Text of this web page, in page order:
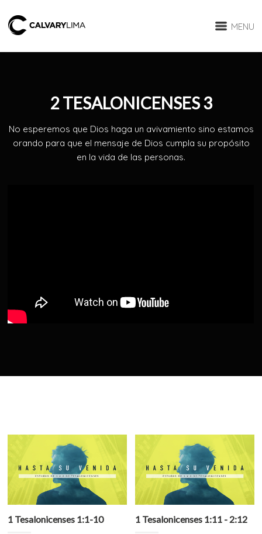
MENU
2 TESALONICENSES 3
No esperemos que Dios haga un avivamiento sino estamos
orando para que el mensaje de Dios cumpla su propósito
en la vida de las personas.
1 Tesalonicenses 1:1-10 1 Tesalonicenses 1:11 - 2:12